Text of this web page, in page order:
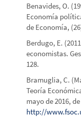
Benavides, O.
Economía
de Economía,
Berdugo, E.
economistas.
128.
Bramuglia, C.
Teoría
mayo de 2016,
http://